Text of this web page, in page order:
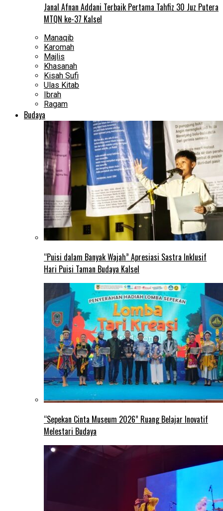
Janal Afnan Addani Terbaik Pertama Tahfiz 30 Juz Putera
MTQN ke-37 Kalsel
Manaqib
Karomah
Majlis
Khasanah
Kisah Sufi
Ulas Kitab
Ibrah
Ragam
Budaya
“Puisi dalam Banyak Wajah” Apresiasi Sastra Inklusif
Hari Puisi Taman Budaya Kalsel
“Sepekan Cinta Museum 2026” Ruang Belajar Inovatif
Melestari Budaya